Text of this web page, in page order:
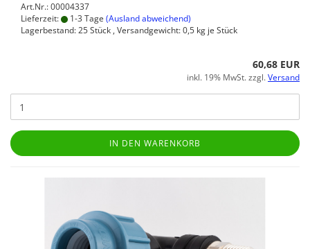
Art.Nr.: 00004337
Lieferzeit:
1-3 Tage (Ausland abweichend)
Lagerbestand: 25 Stück , Versandgewicht:0,5 kg je Stück
60,68 EUR
inkl. 19% MwSt. zzgl.Versand
IN DEN WARENKORB